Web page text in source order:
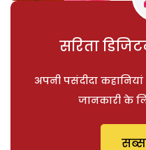
सरिता
अपनी पसंदीदा
जानकारी के